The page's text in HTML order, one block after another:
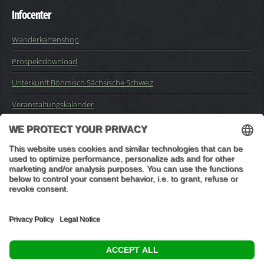
Infocenter
Wanderkartenshop
Prospektdownload
Unterkunft Böhmisch Sächsische Schweiz
Veranstaltungskalender
Impressum
Buchungsanfrage
"In den Wäldern sind Dinge, über die nachzudenken man jahrelang
im Moos liegen könnte." (Franz Kafka)